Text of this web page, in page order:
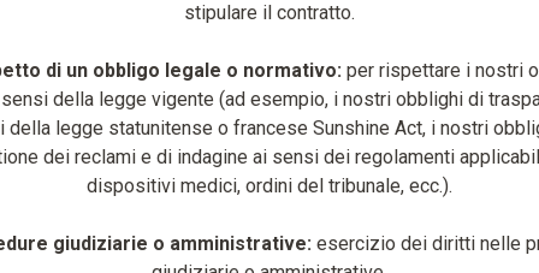
stipulare il contratto.
di un obbligo legale o normativo: per rispettare i nostri
della legge vigente (ad esempio, i nostri obblighi di
della legge statunitense o francese Sunshine Act, i nostri
dei reclami e di indagine ai sensi dei regolamenti
dispositivi medici, ordini del tribunale, ecc.).
giudiziarie o amministrative: esercizio dei diritti nelle